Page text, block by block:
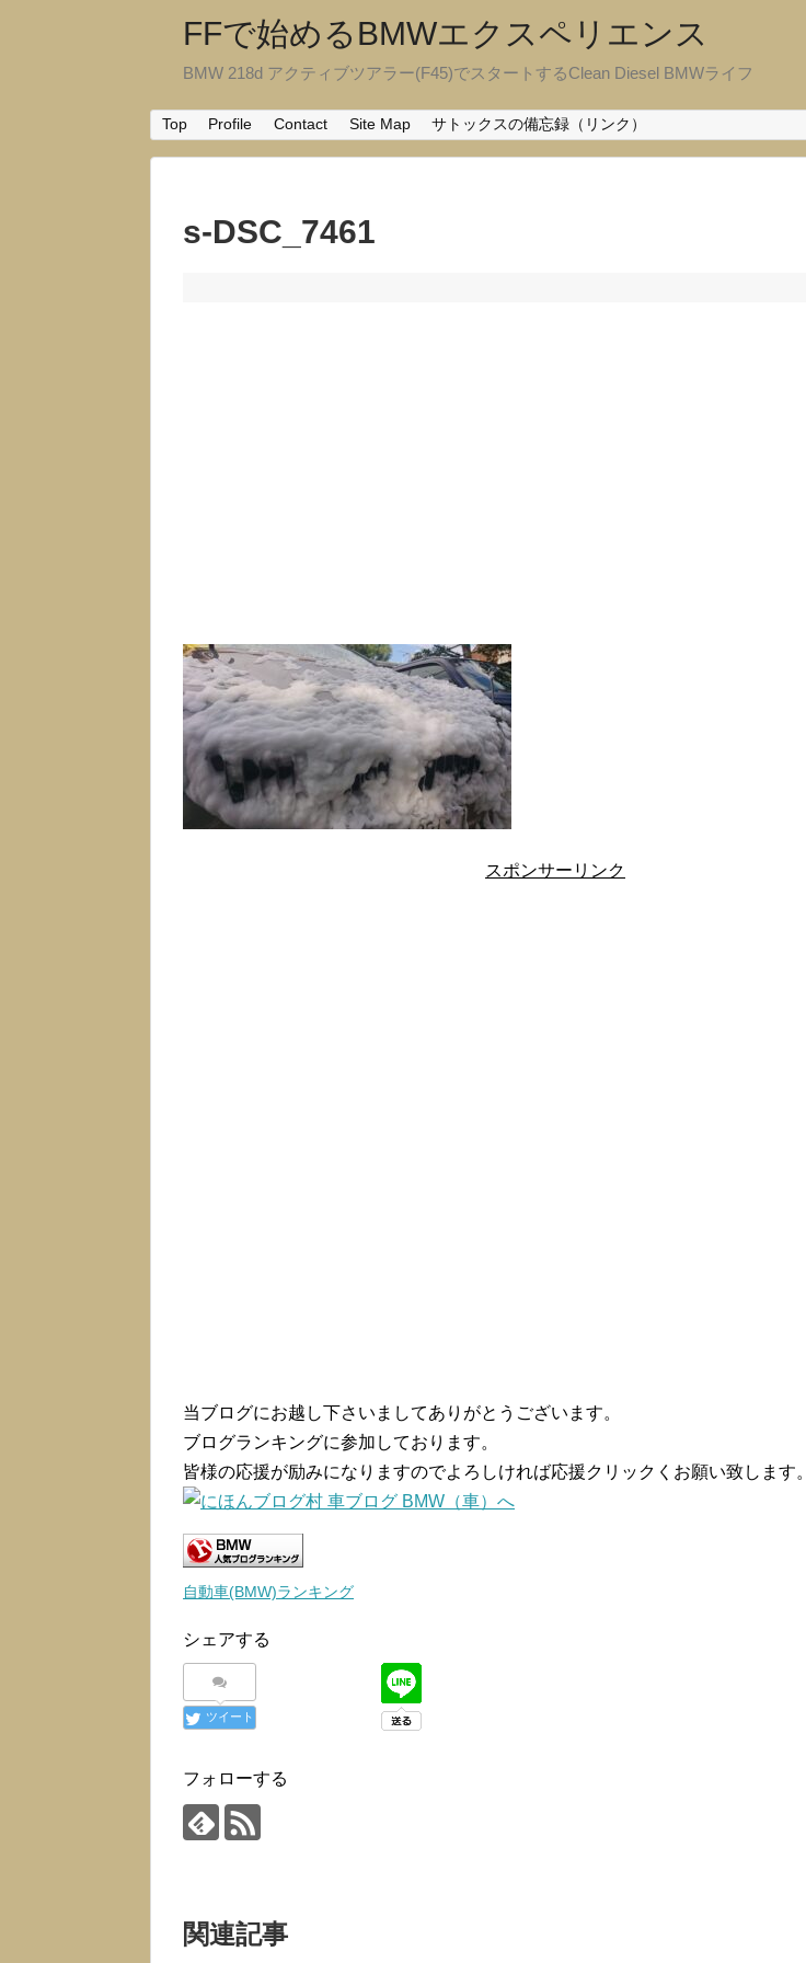
FFで始めるBMWエクスペリエンス
BMW 218d アクティブツアラー(F45)でスタートするClean Diesel BMWライフ
Top Profile Contact Site Map サトックスの備忘録（リンク）
s-DSC_7461
スポンサーリンク
当ブログにお越し下さいましてありがとうございます。
ブログランキングに参加しております。
皆様の応援が励みになりますのでよろしければ応援クリックくお願い致します。
自動車(BMW)ランキング
シェアする
ツイート
フォローする
関連記事